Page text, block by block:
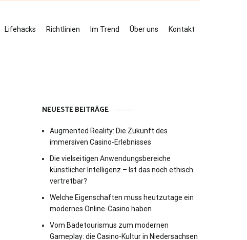
Lifehacks Richtlinien Im Trend Über uns Kontakt
NEUESTE BEITRÄGE
Augmented Reality: Die Zukunft des
immersiven Casino-Erlebnisses
Die vielseitigen Anwendungsbereiche
künstlicher Intelligenz – Ist das noch ethisch
vertretbar?
Welche Eigenschaften muss heutzutage ein
modernes Online-Casino haben
Vom Badetourismus zum modernen
Gameplay: die Casino-Kultur in Niedersachsen